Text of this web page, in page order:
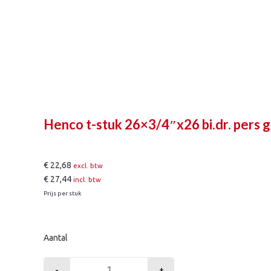
Henco t-stuk 26×3/4″x26 bi.dr. pers
€ 22,68 excl. btw
€ 27,44 incl. btw
Prijs per stuk
Aantal